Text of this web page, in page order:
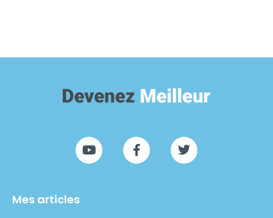
Mes articles